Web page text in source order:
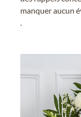
manquer aucun